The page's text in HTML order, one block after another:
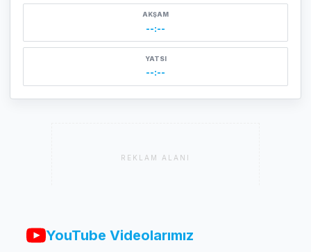
AKŞAM
--:--
YATSI
--:--
REKLAM ALANI
YouTube Videolarımız